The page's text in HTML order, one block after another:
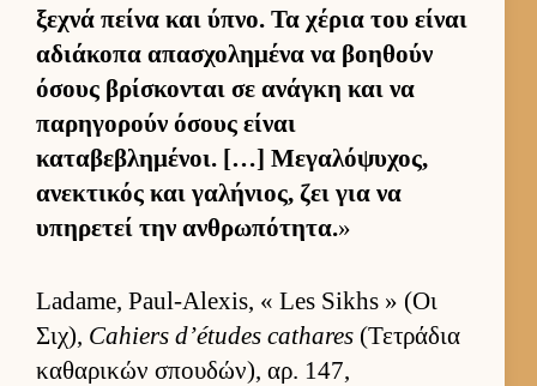
ξεχνά πείνα και ύπνο. Τα χέρια του εί­ναι
αδιάκοπα απασχολημένα να βοη­θούν
όσους βρίσκονται σε ανάγκη και να
παρηγορούν όσους εί­ναι
καταβεβλημένοι. […] Μεγαλόψυχος,
ανεκτικός και γαλήνιος, ζει για να
υπηρετεί την αν­θρωπότητα.»
Ladame, Paul-Alexis, « Les Sikhs » (Οι
Σιχ), Cahiers d’études cathares (Τετράδια
καθαρικών σπου­δών), αρ. 147,